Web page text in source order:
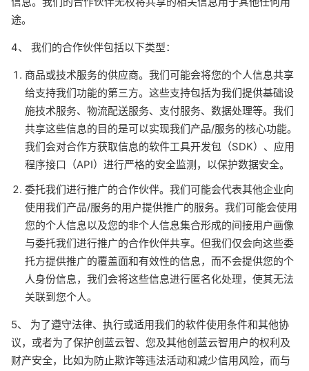
途。
4、 我们的合作伙伴包括以下类型：
商品或技术服务的供应商。我们可能会将您的个人信息共享
给支持我们功能的第三方。这些支持包括为我们提供基础设
施技术服务、物流配送服务、支付服务、数据处理等。我们
共享这些信息的目的是可以实现我们产品/服务的核心功能。
我们会对合作方获取信息的软件工具开发包（SDK）、应用
程序接口（API）进行严格的安全监测，以保护数据安全。
委托我们进行推广的合作伙伴。我们可能会代表其他企业向
使用我们产品/服务的用户提供推广的服务。我们可能会使用
您的个人信息以及您的非个人信息集合形成的间接用户画像
与委托我们进行推广的合作伙伴共享。但我们仅会向这些委
托方提供推广的覆盖面和有效性的信息，而不会提供您的个
人身份信息，我们会将这些信息进行匿名化处理，使其无法
关联到您个人。
5、 为了遵守法律、执行或适用我们的软件使用条件和其他协
议，或者为了保护创蓝云智、您及其他创蓝云智用户的权利及
财产安全，比如为防止欺诈等违法活动和减少信用风险，而与